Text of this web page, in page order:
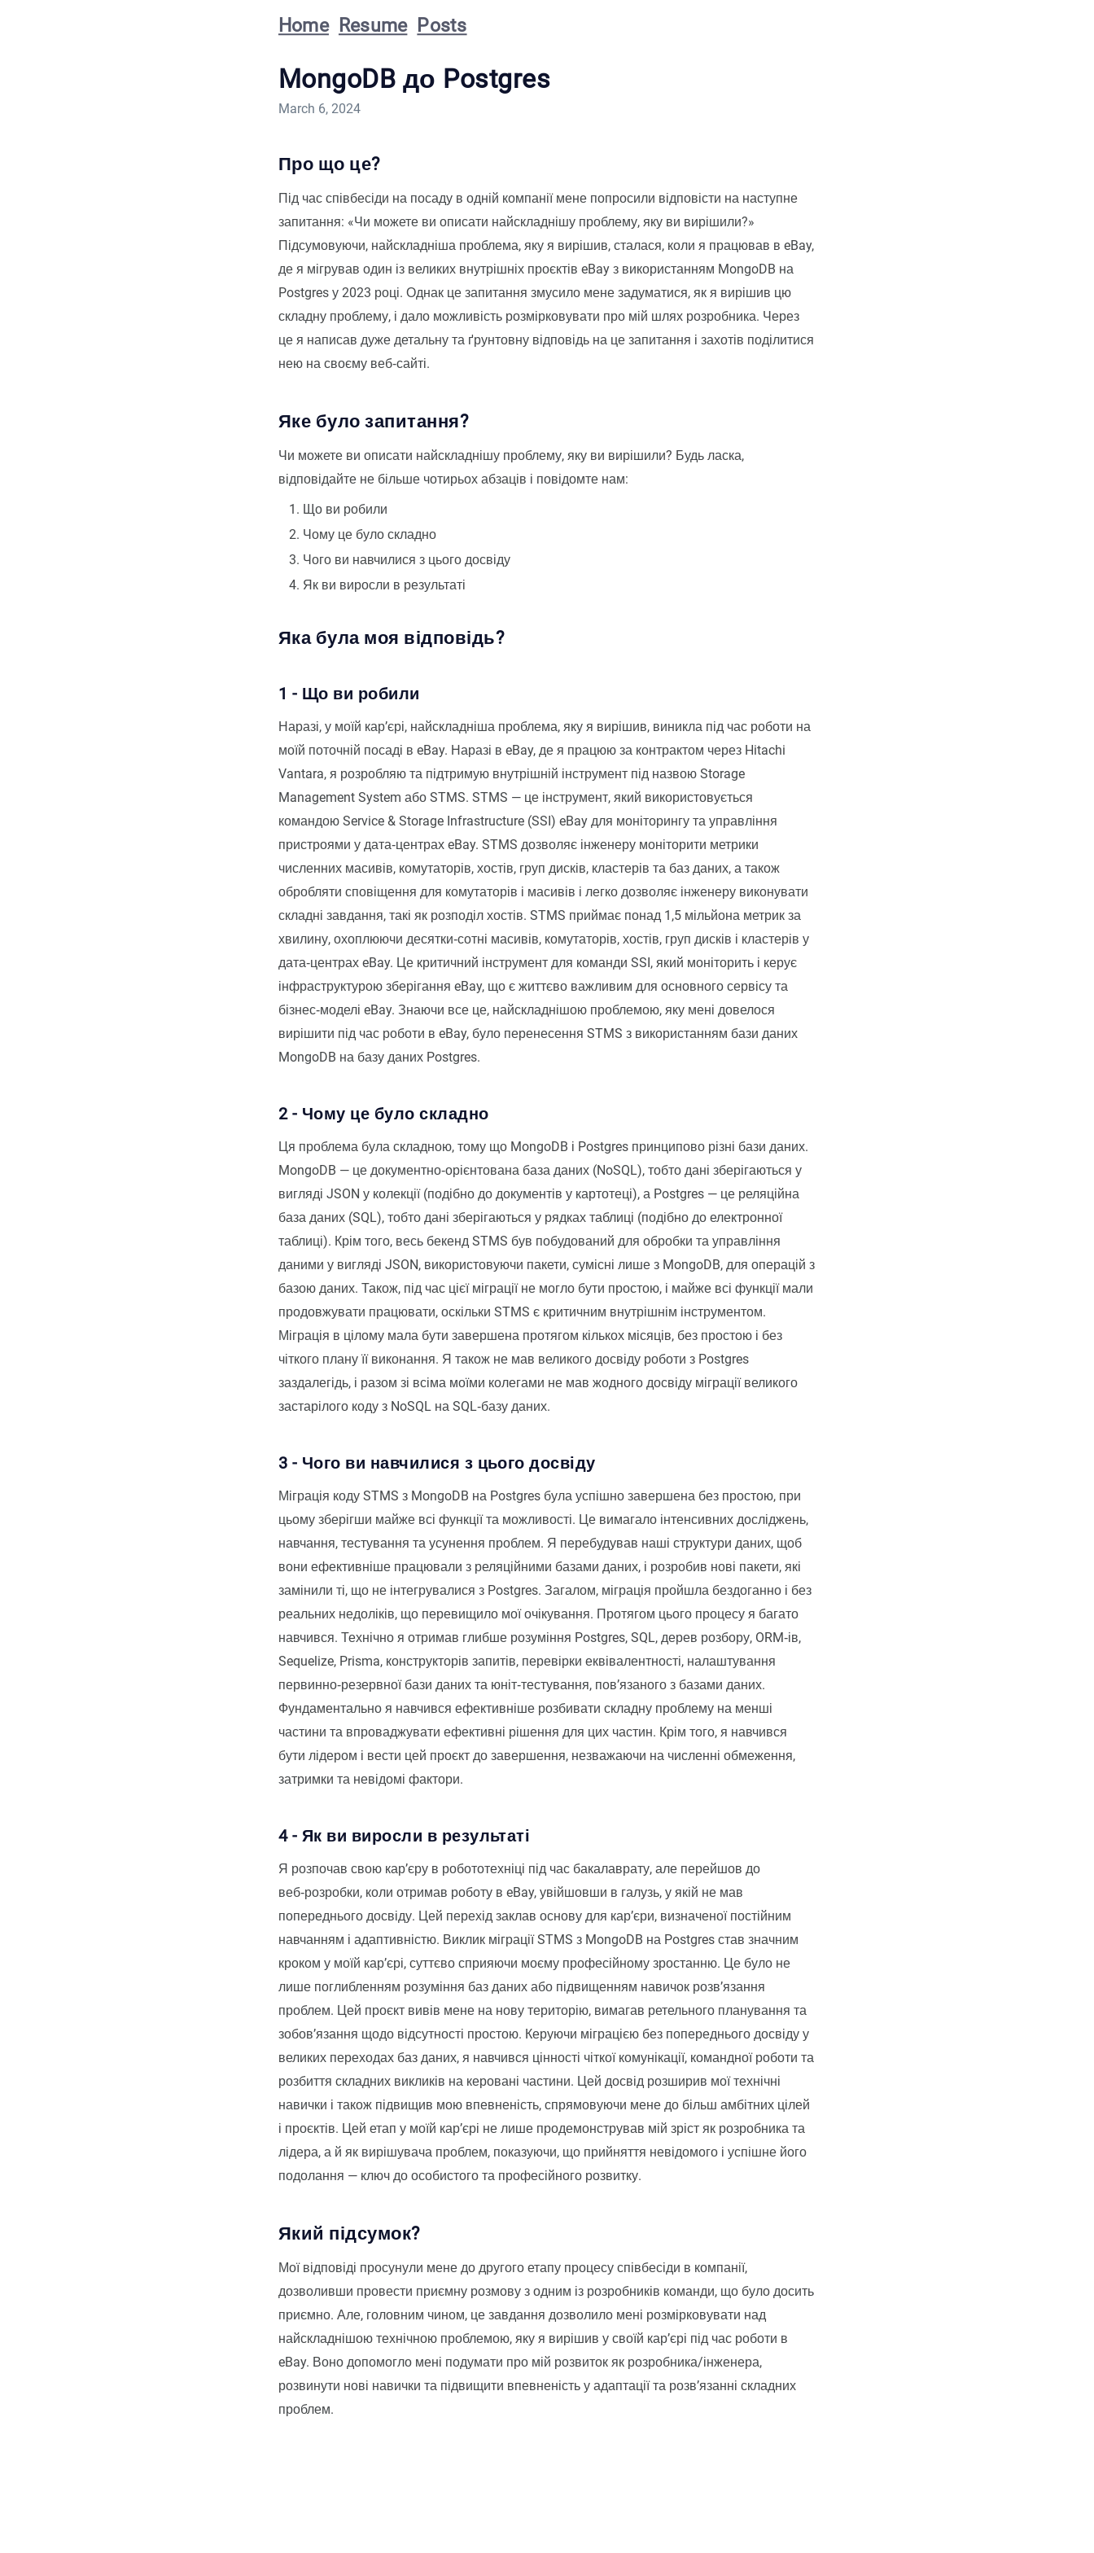
Home Resume Posts
MongoDB до Postgres
March 6, 2024
Про що це?
Під час співбесіди на посаду в одній компанії мене попросили відповісти на наступне
запитання: «Чи можете ви описати найскладнішу проблему, яку ви вирішили?»
Підсумовуючи, найскладніша проблема, яку я вирішив, сталася, коли я працював в eBay,
де я мігрував один із великих внутрішніх проєктів eBay з використанням MongoDB на
Postgres у 2023 році. Однак це запитання змусило мене задуматися, як я вирішив цю
складну проблему, і дало можливість розмірковувати про мій шлях розробника. Через
це я написав дуже детальну та ґрунтовну відповідь на це запитання і захотів поділитися
нею на своєму веб‑сайті.
Яке було запитання?
Чи можете ви описати найскладнішу проблему, яку ви вирішили? Будь ласка,
відповідайте не більше чотирьох абзаців і повідомте нам:
Що ви робили
Чому це було складно
Чого ви навчилися з цього досвіду
Як ви виросли в результаті
Яка була моя відповідь?
1 - Що ви робили
Наразі, у моїй кар’єрі, найскладніша проблема, яку я вирішив, виникла під час роботи на
моїй поточній посаді в eBay. Наразі в eBay, де я працюю за контрактом через Hitachi
Vantara, я розробляю та підтримую внутрішній інструмент під назвою Storage
Management System або STMS. STMS — це інструмент, який використовується
командою Service & Storage Infrastructure (SSI) eBay для моніторингу та управління
пристроями у дата‑центрах eBay. STMS дозволяє інженеру моніторити метрики
численних масивів, комутаторів, хостів, груп дисків, кластерів та баз даних, а також
обробляти сповіщення для комутаторів і масивів і легко дозволяє інженеру виконувати
складні завдання, такі як розподіл хостів. STMS приймає понад 1,5 мільйона метрик за
хвилину, охоплюючи десятки‑сотні масивів, комутаторів, хостів, груп дисків і кластерів у
дата‑центрах eBay. Це критичний інструмент для команди SSI, який моніторить і керує
інфраструктурою зберігання eBay, що є життєво важливим для основного сервісу та
бізнес‑моделі eBay. Знаючи все це, найскладнішою проблемою, яку мені довелося
вирішити під час роботи в eBay, було перенесення STMS з використанням бази даних
MongoDB на базу даних Postgres.
2 - Чому це було складно
Ця проблема була складною, тому що MongoDB і Postgres принципово різні бази даних.
MongoDB — це документно‑орієнтована база даних (NoSQL), тобто дані зберігаються у
вигляді JSON у колекції (подібно до документів у картотеці), а Postgres — це реляційна
база даних (SQL), тобто дані зберігаються у рядках таблиці (подібно до електронної
таблиці). Крім того, весь бекенд STMS був побудований для обробки та управління
даними у вигляді JSON, використовуючи пакети, сумісні лише з MongoDB, для операцій з
базою даних. Також, під час цієї міграції не могло бути простою, і майже всі функції мали
продовжувати працювати, оскільки STMS є критичним внутрішнім інструментом.
Міграція в цілому мала бути завершена протягом кількох місяців, без простою і без
чіткого плану її виконання. Я також не мав великого досвіду роботи з Postgres
заздалегідь, і разом зі всіма моїми колегами не мав жодного досвіду міграції великого
застарілого коду з NoSQL на SQL‑базу даних.
3 - Чого ви навчилися з цього досвіду
Міграція коду STMS з MongoDB на Postgres була успішно завершена без простою, при
цьому зберігши майже всі функції та можливості. Це вимагало інтенсивних досліджень,
навчання, тестування та усунення проблем. Я перебудував наші структури даних, щоб
вони ефективніше працювали з реляційними базами даних, і розробив нові пакети, які
замінили ті, що не інтегрувалися з Postgres. Загалом, міграція пройшла бездоганно і без
реальних недоліків, що перевищило мої очікування. Протягом цього процесу я багато
навчився. Технічно я отримав глибше розуміння Postgres, SQL, дерев розбору, ORM‑ів,
Sequelize, Prisma, конструкторів запитів, перевірки еквівалентності, налаштування
первинно‑резервної бази даних та юніт‑тестування, пов’язаного з базами даних.
Фундаментально я навчився ефективніше розбивати складну проблему на менші
частини та впроваджувати ефективні рішення для цих частин. Крім того, я навчився
бути лідером і вести цей проєкт до завершення, незважаючи на численні обмеження,
затримки та невідомі фактори.
4 - Як ви виросли в результаті
Я розпочав свою кар’єру в робототехніці під час бакалаврату, але перейшов до
веб‑розробки, коли отримав роботу в eBay, увійшовши в галузь, у якій не мав
попереднього досвіду. Цей перехід заклав основу для кар’єри, визначеної постійним
навчанням і адаптивністю. Виклик міграції STMS з MongoDB на Postgres став значним
кроком у моїй кар’єрі, суттєво сприяючи моєму професійному зростанню. Це було не
лише поглибленням розуміння баз даних або підвищенням навичок розв’язання
проблем. Цей проєкт вивів мене на нову територію, вимагав ретельного планування та
зобов’язання щодо відсутності простою. Керуючи міграцією без попереднього досвіду у
великих переходах баз даних, я навчився цінності чіткої комунікації, командної роботи та
розбиття складних викликів на керовані частини. Цей досвід розширив мої технічні
навички і також підвищив мою впевненість, спрямовуючи мене до більш амбітних цілей
і проєктів. Цей етап у моїй кар’єрі не лише продемонстрував мій зріст як розробника та
лідера, а й як вирішувача проблем, показуючи, що прийняття невідомого і успішне його
подолання — ключ до особистого та професійного розвитку.
Який підсумок?
Мої відповіді просунули мене до другого етапу процесу співбесіди в компанії,
дозволивши провести приємну розмову з одним із розробників команди, що було досить
приємно. Але, головним чином, це завдання дозволило мені розмірковувати над
найскладнішою технічною проблемою, яку я вирішив у своїй кар’єрі під час роботи в
eBay. Воно допомогло мені подумати про мій розвиток як розробника/інженера,
розвинути нові навички та підвищити впевненість у адаптації та розв’язанні складних
проблем.